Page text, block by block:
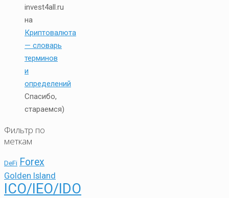
invest4all.ru
на
Криптовалюта
— словарь
терминов
и
определений
Спасибо,
стараемся)
Фильтр по
меткам
DeFi Forex
Golden Island
ICO/IEO/IDO